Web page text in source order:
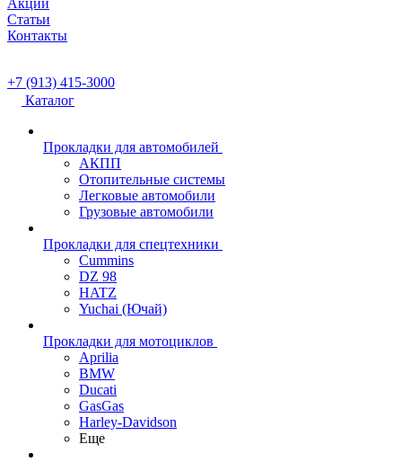
Акции
Статьи
Контакты
+7 (913) 415-3000
Каталог
Прокладки для автомобилей
АКПП
Отопительные системы
Легковые автомобили
Грузовые автомобили
Прокладки для спецтехники
Cummins
DZ 98
HATZ
Yuchai (Ючай)
Прокладки для мотоциклов
Aprilia
BMW
Ducati
GasGas
Harley-Davidson
Еще